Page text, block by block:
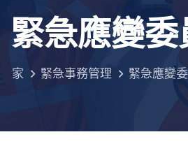
緊急應變
家 緊急事務管理 緊急應變